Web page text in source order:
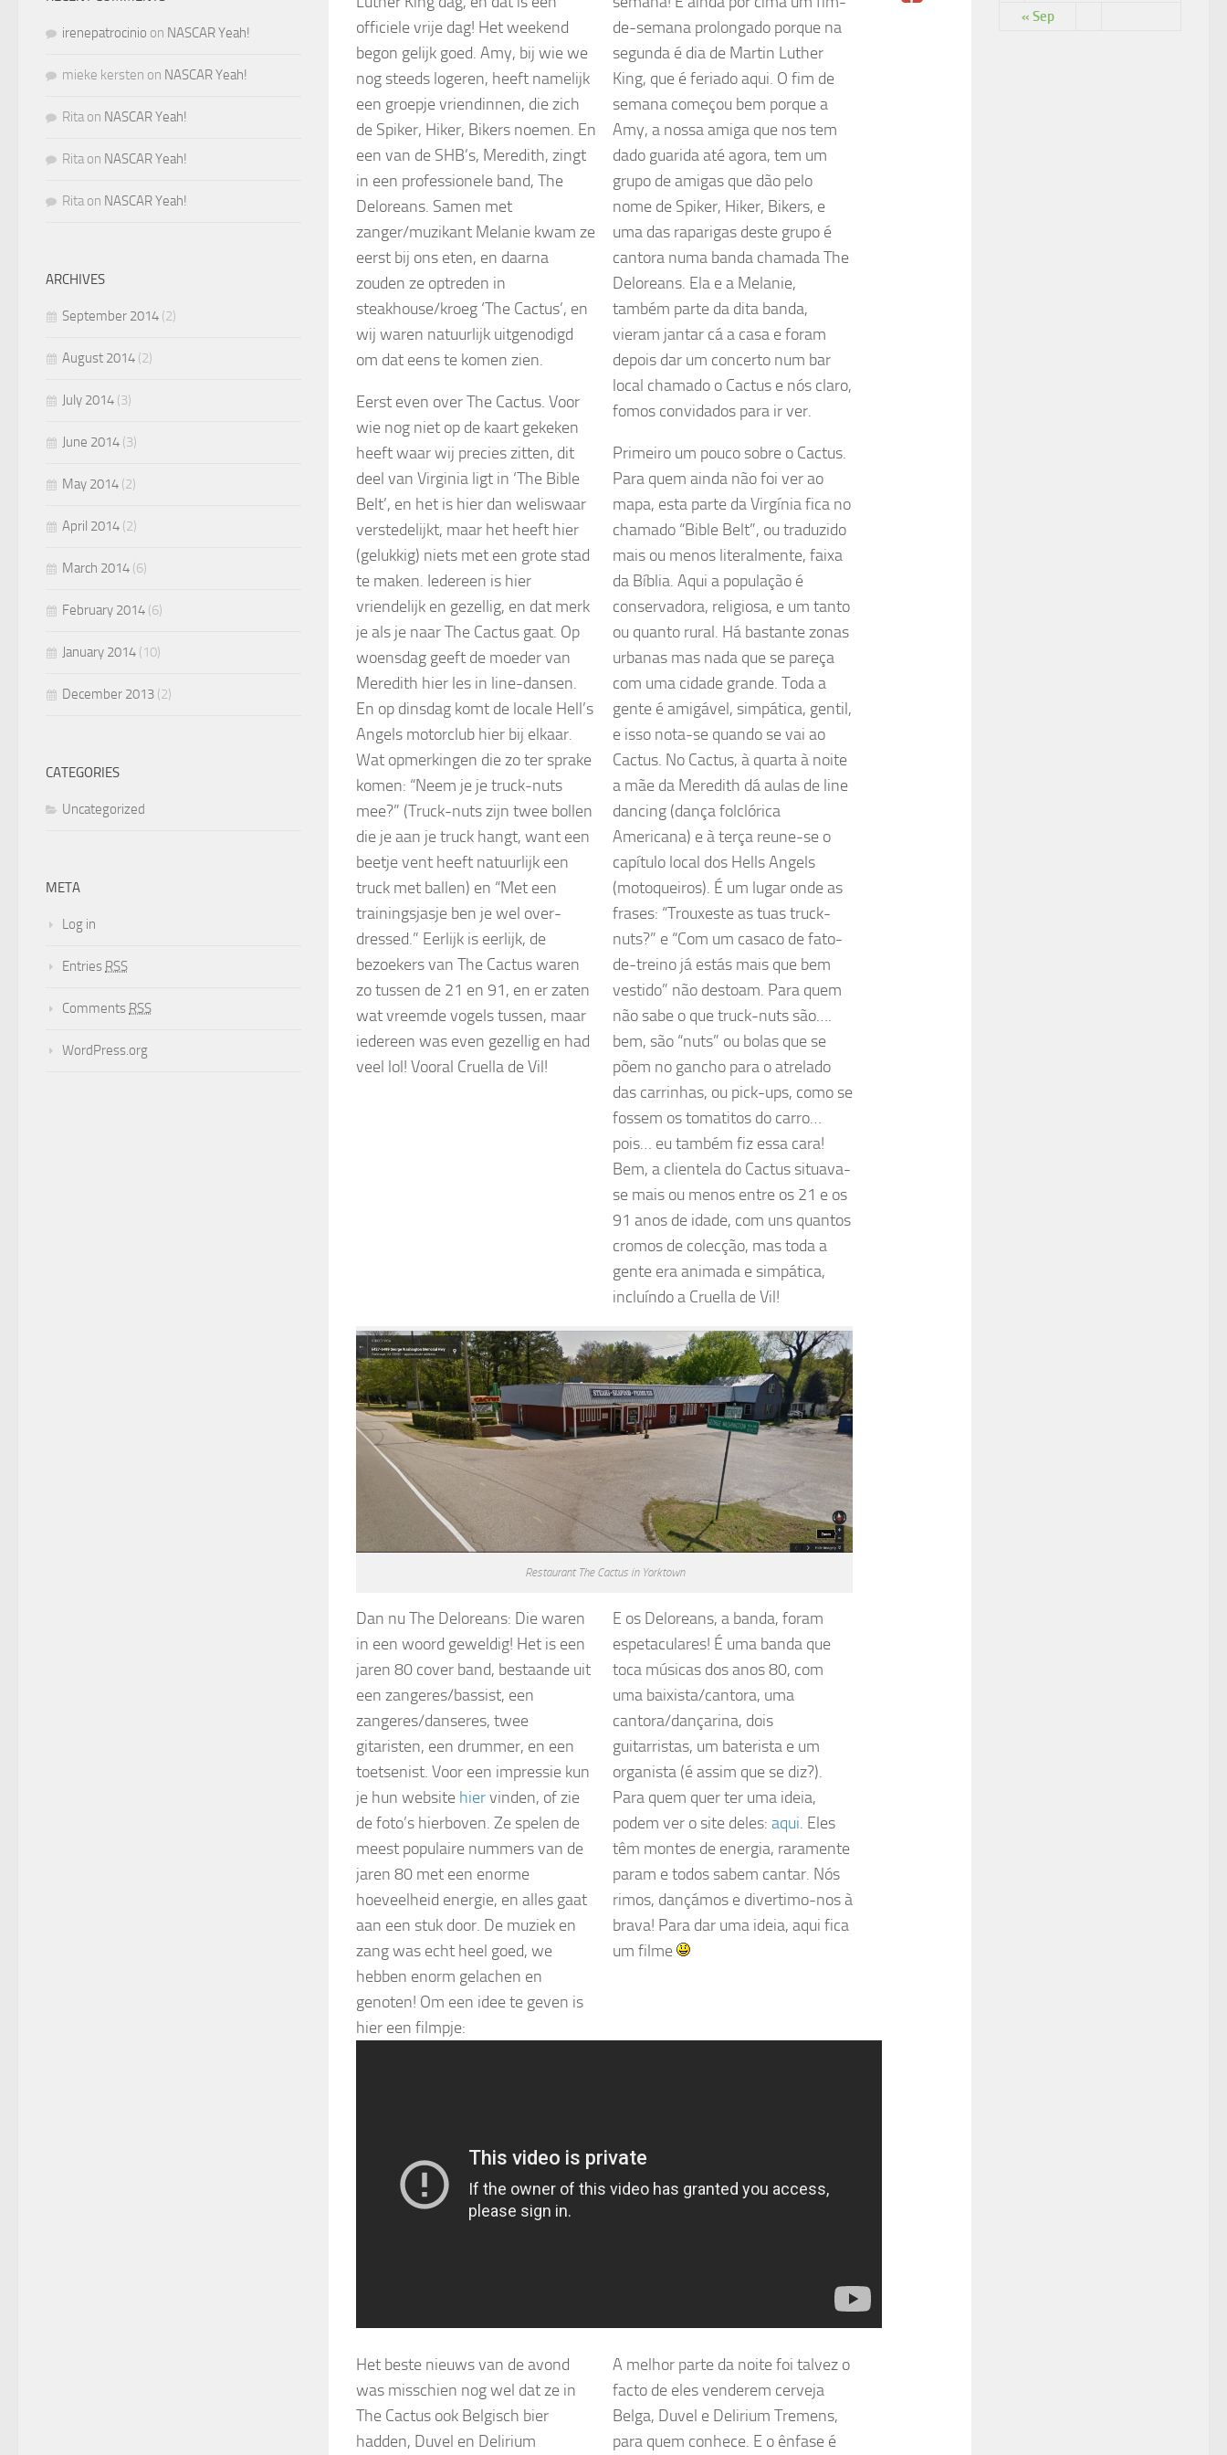
officiele vrije dag! Het weekend
begon gelijk goed. Amy, bij wie we
nog steeds logeren, heeft namelijk
een groepje vriendinnen, die zich
de Spiker, Hiker, Bikers noemen. En
een van de SHB’s, Meredith, zingt
in een professionele band, The
Deloreans. Samen met
zanger/muzikant Melanie kwam ze
eerst bij ons eten, en daarna
zouden ze optreden in
steakhouse/kroeg ‘The Cactus’, en
wij waren natuurlijk uitgenodigd
om dat eens te komen zien.
Eerst even over The Cactus. Voor
wie nog niet op de kaart gekeken
heeft waar wij precies zitten, dit
deel van Virginia ligt in ‘The Bible
Belt’, en het is hier dan weliswaar
verstedelijkt, maar het heeft hier
(gelukkig) niets met een grote stad
te maken. Iedereen is hier
vriendelijk en gezellig, en dat merk
je als je naar The Cactus gaat. Op
woensdag geeft de moeder van
Meredith hier les in line-dansen.
En op dinsdag komt de locale Hell’s
Angels motorclub hier bij elkaar.
Wat opmerkingen die zo ter sprake
komen: “Neem je je truck-nuts
mee?” (Truck-nuts zijn twee bollen
die je aan je truck hangt, want een
beetje vent heeft natuurlijk een
truck met ballen) en “Met een
trainingsjasje ben je wel over-
dressed.” Eerlijk is eerlijk, de
bezoekers van The Cactus waren
zo tussen de 21 en 91, en er zaten
wat vreemde vogels tussen, maar
iedereen was even gezellig en had
veel lol! Vooral Cruella de Vil!
de-semana prolongado porque na
segunda é dia de Martin Luther
King, que é feriado aqui. O fim de
semana começou bem porque a
Amy, a nossa amiga que nos tem
dado guarida até agora, tem um
grupo de amigas que dão pelo
nome de Spiker, Hiker, Bikers, e
uma das raparigas deste grupo é
cantora numa banda chamada The
Deloreans. Ela e a Melanie,
também parte da dita banda,
vieram jantar cá a casa e foram
depois dar um concerto num bar
local chamado o Cactus e nós claro,
fomos convidados para ir ver.
Primeiro um pouco sobre o Cactus.
Para quem ainda não foi ver ao
mapa, esta parte da Virgínia fica no
chamado “Bible Belt”, ou traduzido
mais ou menos literalmente, faixa
da Bíblia. Aqui a população é
conservadora, religiosa, e um tanto
ou quanto rural. Há bastante zonas
urbanas mas nada que se pareça
com uma cidade grande. Toda a
gente é amigável, simpática, gentil,
e isso nota-se quando se vai ao
Cactus. No Cactus, à quarta à noite
a mãe da Meredith dá aulas de line
dancing (dança folclórica
Americana) e à terça reune-se o
capítulo local dos Hells Angels
(motoqueiros). É um lugar onde as
frases: “Trouxeste as tuas truck-
nuts?” e “Com um casaco de fato-
de-treino já estás mais que bem
vestido” não destoam. Para quem
não sabe o que truck-nuts são….
bem, são “nuts” ou bolas que se
põem no gancho para o atrelado
das carrinhas, ou pick-ups, como se
fossem os tomatitos do carro…
pois… eu também fiz essa cara!
Bem, a clientela do Cactus situava-
se mais ou menos entre os 21 e os
91 anos de idade, com uns quantos
cromos de colecção, mas toda a
gente era animada e simpática,
incluíndo a Cruella de Vil!
Restaurant The Cactus in Yorktown
Dan nu The Deloreans: Die waren
in een woord geweldig! Het is een
jaren 80 cover band, bestaande uit
een zangeres/bassist, een
zangeres/danseres, twee
gitaristen, een drummer, en een
toetsenist. Voor een impressie kun
je hun website hiervinden, of zie
de foto’s hierboven. Ze spelen de
meest populaire nummers van de
jaren 80 met een enorme
hoeveelheid energie, en alles gaat
aan een stuk door. De muziek en
zang was echt heel goed, we
hebben enorm gelachen en
genoten! Om een idee te geven is
hier een filmpje:
E os Deloreans, a banda, foram
espetaculares! É uma banda que
toca músicas dos anos 80, com
uma baixista/cantora, uma
cantora/dançarina, dois
guitarristas, um baterista e um
organista (é assim que se diz?).
Para quem quer ter uma ideia,
podem ver o site deles: aqui. Eles
têm montes de energia, raramente
param e todos sabem cantar. Nós
rimos, dançámos e divertimo-nos à
brava! Para dar uma ideia, aqui fica
um filme
Het beste nieuws van de avond
was misschien nog wel dat ze in
The Cactus ook Belgisch bier
hadden, Duvel en Delirium
A melhor parte da noite foi talvez o
facto de eles venderem cerveja
Belga, Duvel e Delirium Tremens,
para quem conhece. E o ênfase é
irenepatrocinio on NASCAR Yeah!
mieke kersten on NASCAR Yeah!
Rita on NASCAR Yeah!
Rita on NASCAR Yeah!
Rita on NASCAR Yeah!
ARCHIVES
September 2014 (2)
August 2014 (2)
July 2014 (3)
June 2014 (3)
May 2014 (2)
April 2014 (2)
March 2014 (6)
February 2014 (6)
January 2014 (10)
December 2013 (2)
CATEGORIES
Uncategorized
META
Log in
Entries RSS
Comments RSS
WordPress.org
« Sep